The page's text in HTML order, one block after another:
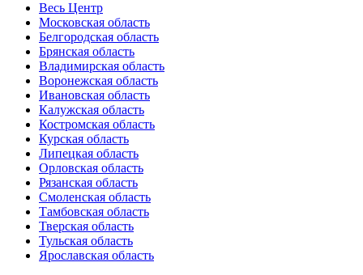
Весь Центр
Московская область
Белгородская область
Брянская область
Владимирская область
Воронежская область
Ивановская область
Калужская область
Костромская область
Курская область
Липецкая область
Орловская область
Рязанская область
Смоленская область
Тамбовская область
Тверская область
Тульская область
Ярославская область